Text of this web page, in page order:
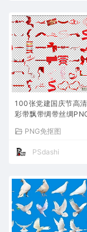
100张党建国庆节高
彩带飘带绸带丝绸
平面设计展板海报宣
日喜庆幕布
PNG免抠图
PSdashi